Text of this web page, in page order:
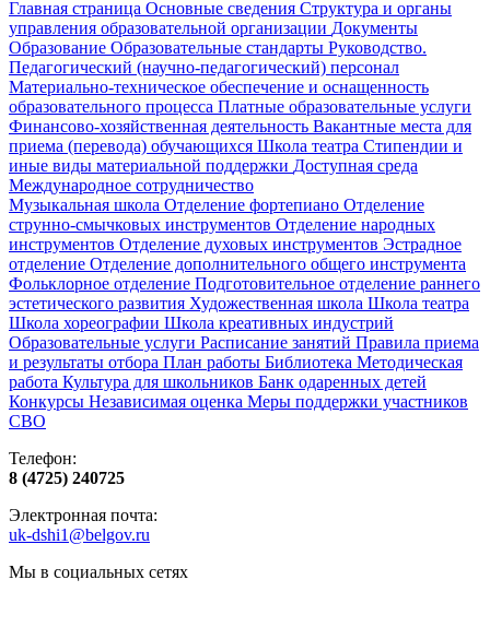
Главная страница Основные сведения Структура и органы
управления образовательной организации Документы
Образование Образовательные стандарты Руководство.
Педагогический (научно-педагогический) персонал
Материально-техническое обеспечение и оснащенность
образовательного процесса Платные образовательные услуги
Финансово-хозяйственная деятельность Вакантные места для
приема (перевода) обучающихся Школа театра Стипендии и
иные виды материальной поддержки Доступная среда
Международное сотрудничество
Музыкальная школа Отделение фортепиано Отделение
струнно-смычковых инструментов Отделение народных
инструментов Отделение духовых инструментов Эстрадное
отделение Отделение дополнительного общего инструмента
Фольклорное отделение Подготовительное отделение раннего
эстетического развития Художественная школа Школа‌‌‌‌ театра
Школа хореографии Школа креативных индустрий
Образовательные услуги Расписание занятий Правила приема
и результаты отбора План работы Библиотека Методическая
работа Культура для школьников Банк одаренных детей
Конкурсы Независимая оценка Меры поддержки участников
СВО
Телефон:
8 (4725) 240725
Электронная почта:
uk-dshi1@belgov.ru
Мы в социальных сетях